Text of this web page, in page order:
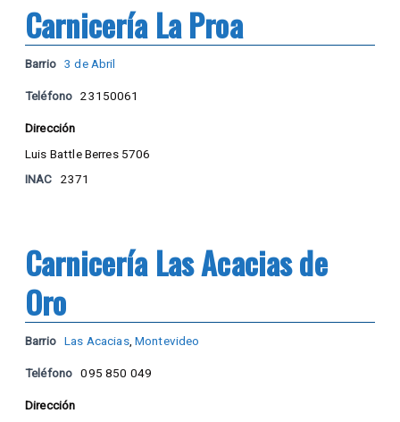
Carnicería La Proa
Barrio 3 de Abril
Teléfono 23150061
Dirección
Luis Battle Berres 5706
INAC
2371
Carnicería Las Acacias de
Oro
Barrio Las Acacias,Montevideo
Teléfono 095 850 049
Dirección